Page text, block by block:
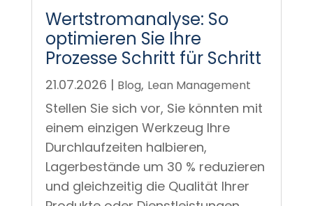
Wertstromanalyse: So
optimieren Sie Ihre
Prozesse Schritt für Schritt
21.07.2026 | Blog, Lean Management
Stellen Sie sich vor, Sie könnten mit
einem einzigen Werkzeug Ihre
Durchlaufzeiten halbieren,
Lagerbestände um 30 % reduzieren
und gleichzeitig die Qualität Ihrer